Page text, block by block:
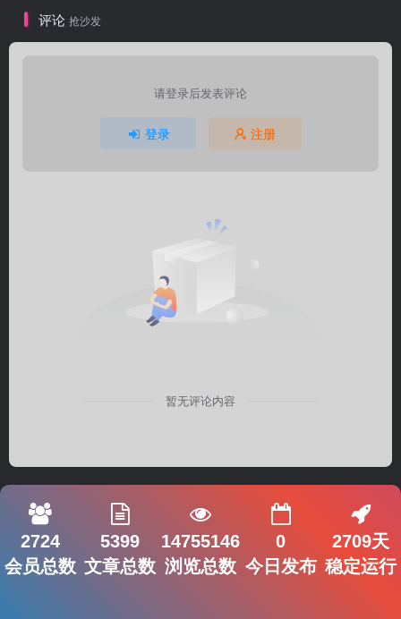
评论 抢沙发
请登录后发表评论
登录 注册
暂无评论内容
2724
会员总数
5399
文章总数
14755146
浏览总数
0
今日发布
2709天
稳定运行